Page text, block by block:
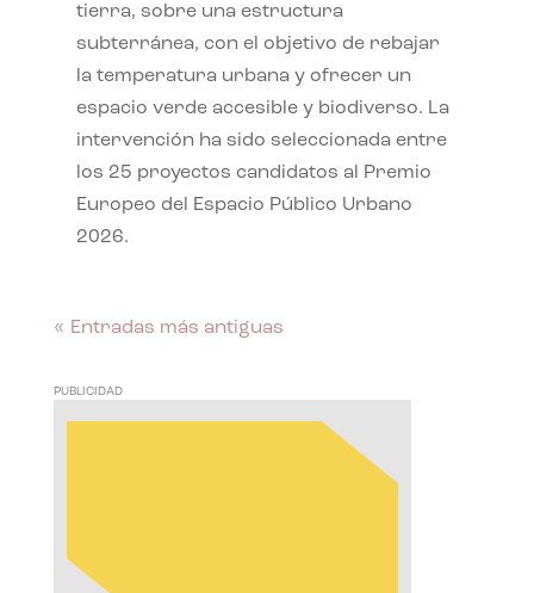
tierra, sobre una estructura
subterránea, con el objetivo de rebajar
la temperatura urbana y ofrecer un
espacio verde accesible y biodiverso. La
intervención ha sido seleccionada entre
los 25 proyectos candidatos al Premio
Europeo del Espacio Público Urbano
2026.
« Entradas más antiguas
PUBLICIDAD